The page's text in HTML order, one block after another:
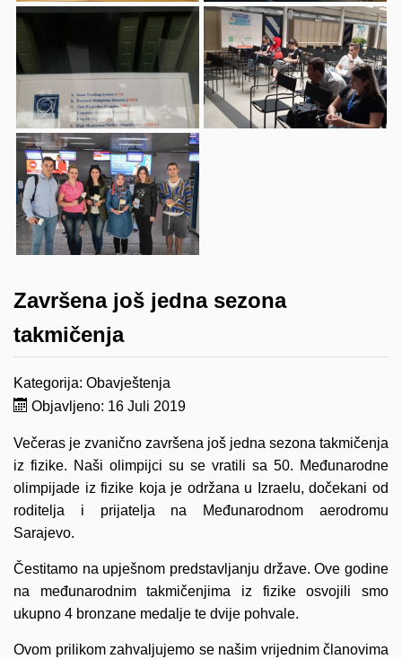
Završena još jedna sezona
takmičenja
Kategorija: Obavještenja
Objavljeno: 16 Juli 2019
Večeras je zvanično završena još jedna sezona takmičenja
iz fizike. Naši olimpijci su se vratili sa 50. Međunarodne
olimpijade iz fizike koja je održana u Izraelu, dočekani od
roditelja i prijatelja na Međunarodnom aerodromu
Sarajevo.
Čestitamo na upješnom predstavljanju države. Ove godine
na međunarodnim takmičenjima iz fizike osvojili smo
ukupno 4 bronzane medalje te dvije pohvale.
Ovom prilikom zahvaljujemo se našim vrijednim članovima